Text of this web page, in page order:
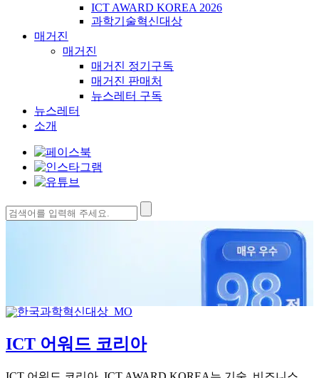
ICT AWARD KOREA 2026
과학기술혁신대상
매거진
매거진
매거진 정기구독
매거진 판매처
뉴스레터 구독
뉴스레터
소개
검
색:
ICT 어워드 코리아